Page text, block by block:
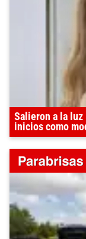
Salieron a la
inicios como